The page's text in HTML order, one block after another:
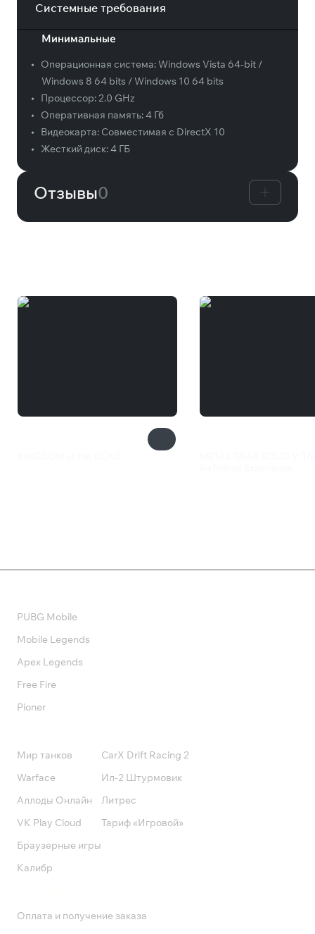
Системные требования
Минимальные
• Операционная система:Windows Vista 64-bit /
Windows 8 64 bits / Windows 10 64 bits
•
Процессор:2.0 GHz
•
Оперативная память:4 Гб
•
Видеокарта: Совместимая с DirectX 10
•
Жесткий диск:4 ГБ
Отзывы0
PUBG Mobile
Mobile Legends
Apex Legends
Free Fire
Pioner
Мир танков
Warface
Аллоды Онлайн
VK Play Cloud
Браузерные игры
Калибр
CarX Drift Racing 2
Ил-2 Штурмовик
Литрес
Тариф «Игровой»
Оплата и получение заказа